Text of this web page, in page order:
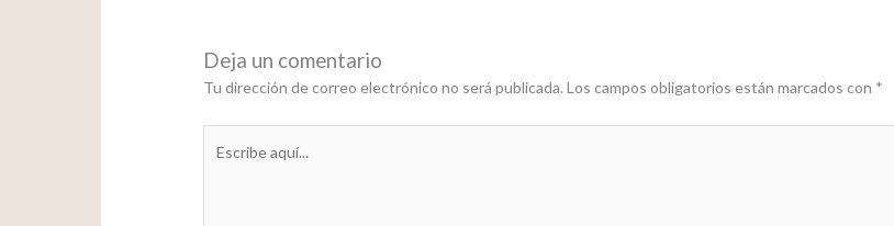
Deja un comentario
Tu dirección de correo electrónico no será publicada.Los campos obligatorios están marcados con *